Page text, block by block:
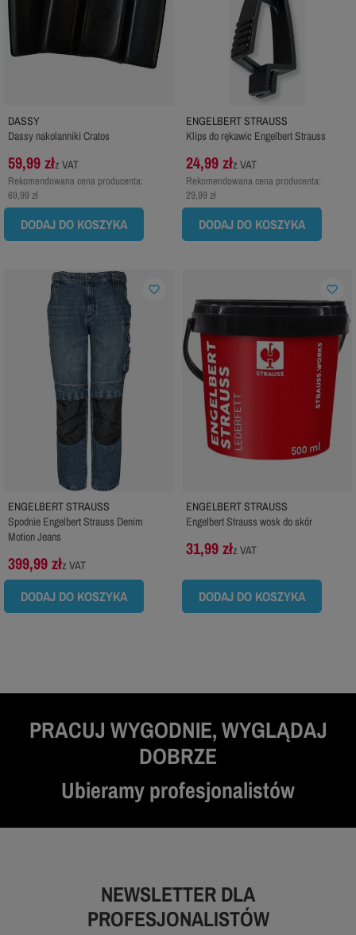
DASSY
Dassy nakolanniki Cratos
59,99 złz VAT
Rekomendowana cena producenta:
69,99 zł
DODAJ DO KOSZYKA
ENGELBERT STRAUSS
Klips do rękawic Engelbert Strauss
24,99 złz VAT
Rekomendowana cena producenta:
29,99 zł
DODAJ DO KOSZYKA
ENGELBERT STRAUSS
Spodnie Engelbert Strauss Denim
Motion Jeans
399,99 złz VAT
DODAJ DO KOSZYKA
favorite_border
ENGELBERT STRAUSS
Engelbert Strauss wosk do skór
31,99 złz VAT
DODAJ DO KOSZYKA
favorite_border
PRACUJ WYGODNIE, WYGLĄDAJ
DOBRZE
Ubieramy profesjonalistów
NEWSLETTER DLA
PROFESJONALISTÓW